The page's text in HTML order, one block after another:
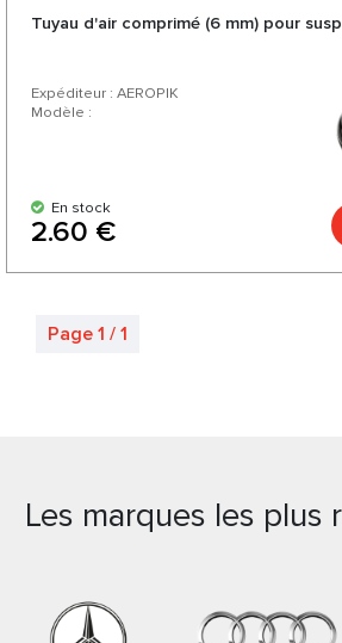
Tuyau d'air comprimé (6 mm) pour
Expéditeur : AEROPIK
Modèle :
En stock
2.60 €
Page 1 / 1
Les marques les plus